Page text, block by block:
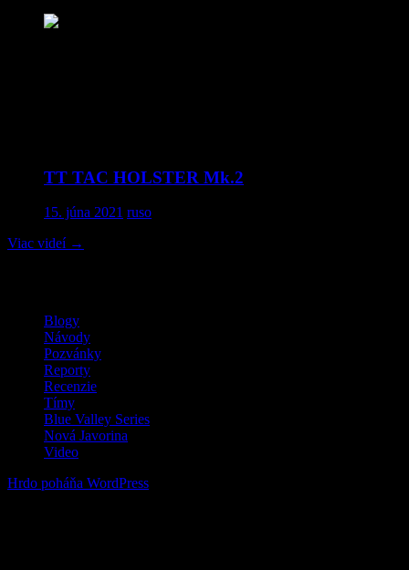
TT TAC HOLSTER Mk.2
15. júna 2021 ruso
Viac videí →
Blogy
Návody
Pozvánky
Reporty
Recenzie
Tímy
Blue Valley Series
Nová Javorina
Video
Hrdo poháňa WordPress